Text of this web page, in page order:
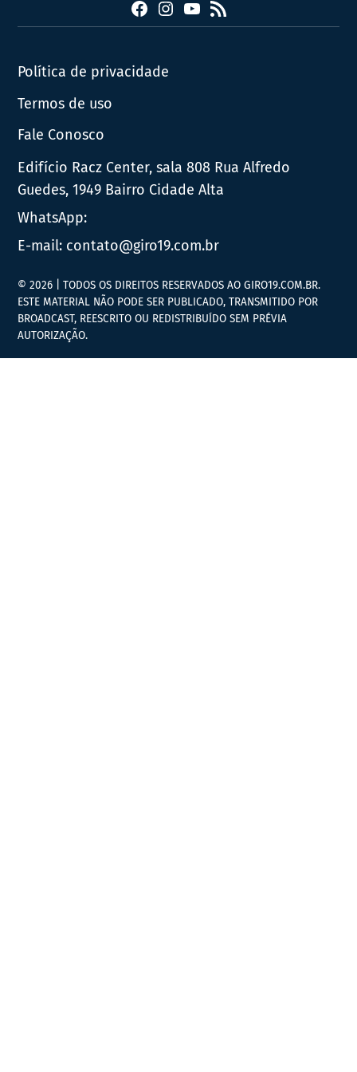
Facebook
Instagram
YouTube
RSS
Política de privacidade
Termos de uso
Fale Conosco
Edifício Racz Center, sala 808 Rua Alfredo
Guedes, 1949 Bairro Cidade Alta
WhatsApp:
E-mail: contato@giro19.com.br
© 2026 | TODOS OS DIREITOS RESERVADOS AO GIRO19.COM.BR.
ESTE MATERIAL NÃO PODE SER PUBLICADO, TRANSMITIDO POR
BROADCAST, REESCRITO OU REDISTRIBUÍDO SEM PRÉVIA
AUTORIZAÇÃO.